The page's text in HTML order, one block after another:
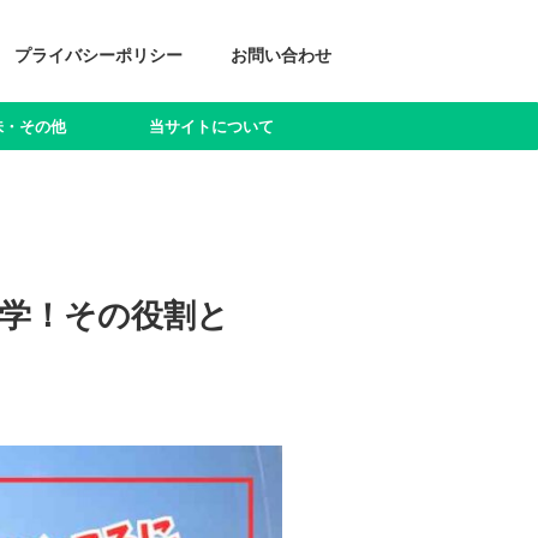
プライバシーポリシー お問い合わせ
・その他 当サイトについて
！その役割と